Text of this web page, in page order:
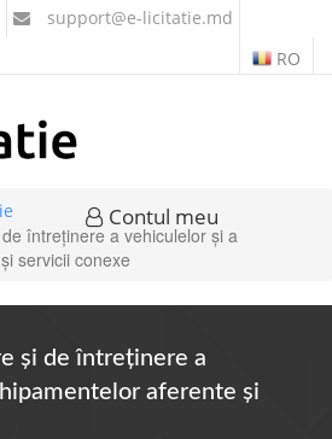
support@e-licitatie.md
RO
Contul meu
întreţinere a vehiculelor şi a
servicii conexe
şi de întreţinere a
aferente şi